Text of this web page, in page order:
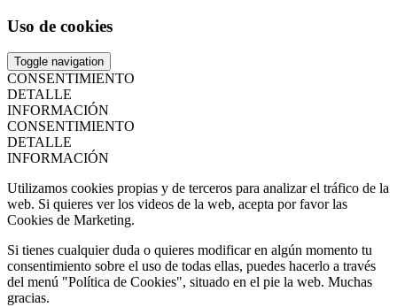
Uso de cookies
Toggle navigation
CONSENTIMIENTO
DETALLE
INFORMACIÓN
CONSENTIMIENTO
DETALLE
INFORMACIÓN
Utilizamos cookies propias y de terceros para analizar el tráfico de la
web. Si quieres ver los videos de la web, acepta por favor las
Cookies de Marketing.
Si tienes cualquier duda o quieres modificar en algún momento tu
consentimiento sobre el uso de todas ellas, puedes hacerlo a través
del menú "Política de Cookies", situado en el pie la web. Muchas
gracias.